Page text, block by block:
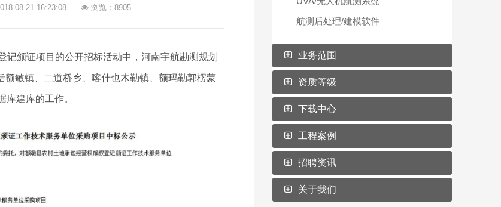
08-21 16:23:08 浏览：8905
颁证项目的公开招标活动中，河南宇航勘测规划
敏镇、二道桥乡、喀什也木勒镇、额玛勒郭楞蒙
建库的工作。
航测后处理/建模软件
业务范围
资质等级
下载中心
工程案例
招聘资讯
关于我们